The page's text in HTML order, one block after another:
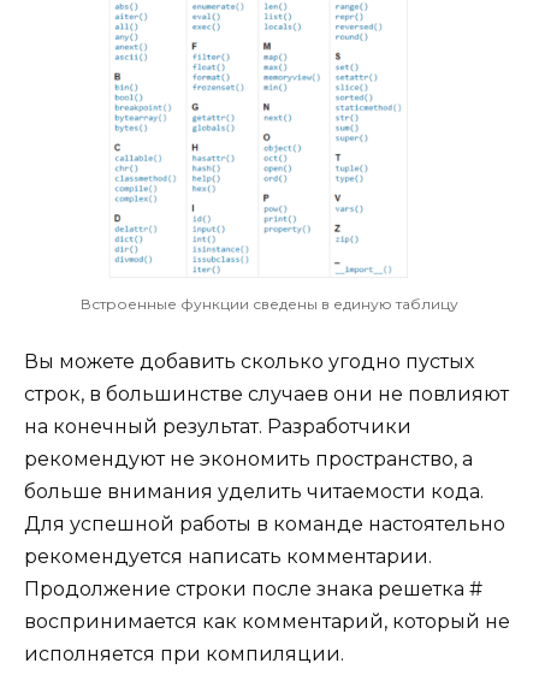
Встроенные функции сведены в единую таблицу
Вы можете добавить сколько угодно пустых
строк, в большинстве случаев они не повлияют
на конечный результат. Разработчики
рекомендуют не экономить пространство, а
больше внимания уделить читаемости кода.
Для успешной работы в команде настоятельно
рекомендуется написать комментарии.
Продолжение строки после знака решетка #
воспринимается как комментарий, который не
исполняется при компиляции.